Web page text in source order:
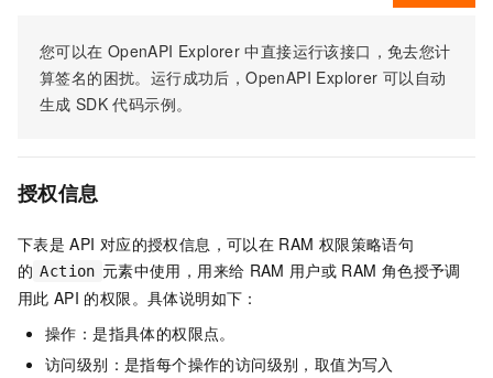
您可以在 OpenAPI Explorer 中直接运行该接口，免去您计
算签名的困扰。运行成功后，OpenAPI Explorer 可以自动
生成 SDK 代码示例。
授权信息
下表是 API 对应的授权信息，可以在 RAM 权限策略语句
的 Action 元素中使用，用来给 RAM 用户或 RAM 角色授予调
用此 API 的权限。具体说明如下：
操作：是指具体的权限点。
访问级别：是指每个操作的访问级别，取值为写入